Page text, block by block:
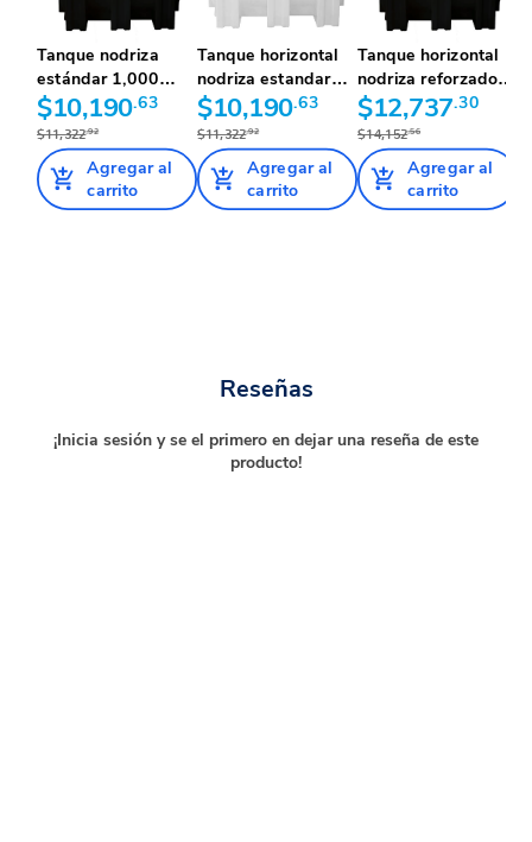
Tanque nodriza
estándar 1,000
litros col...
$10,190.63
$11,322.92
Agregar al
carrito
Tanque horizontal
nodriza estandar
1,000...
$10,190.63
$11,322.92
Agregar al
carrito
Tanque horizontal
nodriza reforzado al
2...
$12,737.30
$14,152.56
Agregar al
carrito
Reseñas
¡Inicia sesión y se el primero en dejar una reseña de este
producto!